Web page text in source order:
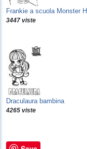
Frankie a scuola Monster
3447 viste
Draculaura bambina
4265 viste